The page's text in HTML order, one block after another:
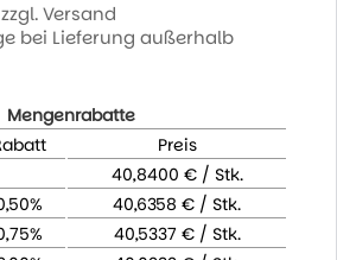
Versand
bei Lieferung außerhalb
Mengenrabatte
Preis
40,8400 € / Stk.
40,6358 € / Stk.
40,5337 € / Stk.